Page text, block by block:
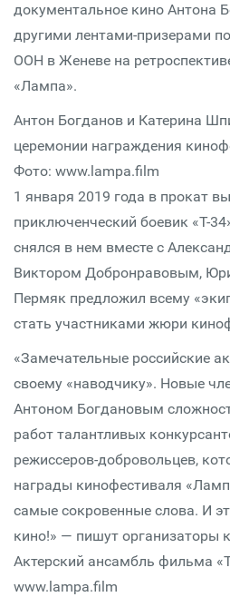
документальное кино Антона
другими лентами-призерами
ООН в Женеве на
«Лампа».
Антон Богданов и Катерина
церемонии награждения
Фото: www.lampa.film
1 января 2019 года в прокат
приключенческий боевик «Т-
снялся в нем вместе с
Виктором Добронравовым,
Пермяк предложил всему
стать участниками жюри
«Замечательные российские
своему «наводчику». Новые
Антоном Богдановым
работ талантливых
режиссеров-добровольцев,
награды кинофестиваля
самые сокровенные слова. И
кино!» — пишут организаторы
Актерский ансамбль фильма
www.lampa.film